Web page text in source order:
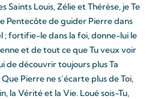
Saints Louis, Zélie et Thérèse, je Te
Pentecôte de guider Pierre dans
; fortifie-le dans la foi, donne-lui le
et de tout ce que Tu veux voir
de découvrir toujours plus Ta
Pierre ne s’écarte plus de Toi,
la Vérité et la Vie. Loué sois-Tu,